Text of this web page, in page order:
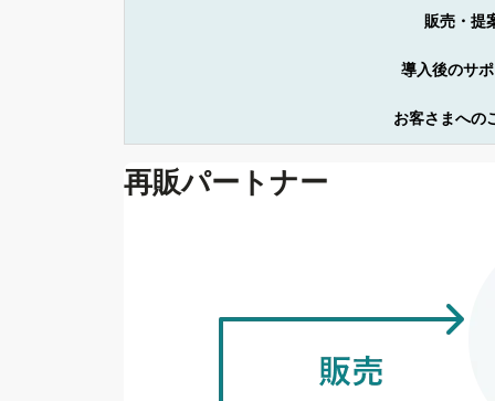
販売・提
導入後のサ
お客さまへの
再販パートナー